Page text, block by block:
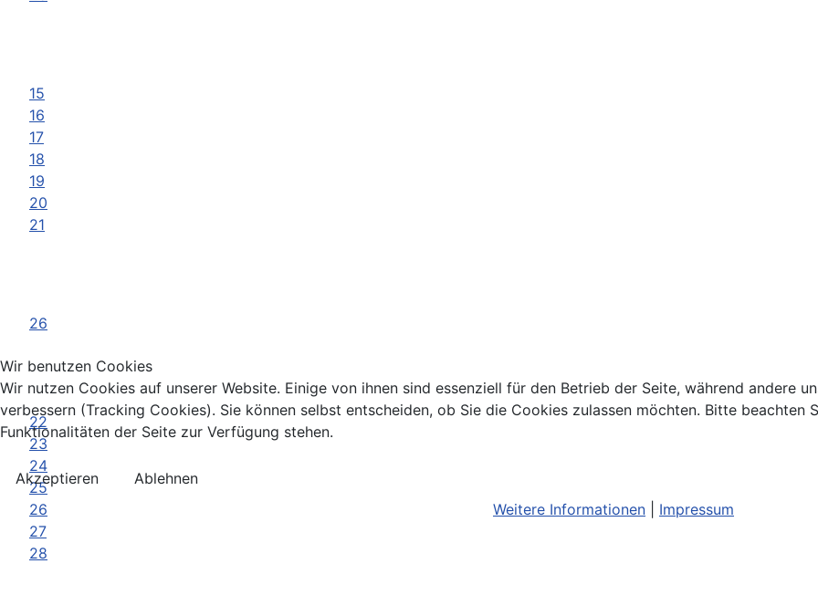
15
16
17
18
19
20
21
26
22
23
24
25
26
27
28
Wir benutzen Cookies
Wir nutzen Cookies auf unserer Website. Einige von ihnen sind essenziell für den Betrieb der Seite, während andere
verbessern (Tracking Cookies). Sie können selbst entscheiden, ob Sie die Cookies zulassen möchten. Bitte
Funktionalitäten der Seite zur Verfügung stehen.
Akzeptieren
Ablehnen
Weitere Informationen
Impressum